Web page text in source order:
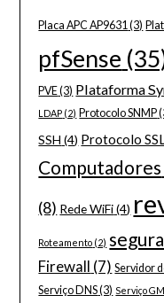
Placa APC AP9631 (3)
pfSense
PVE(3) Plataforma
LDAP (2) Protocolo SNMP
SSH (4) Protocolo
Computadores
(8) Rede WiFi(4)
Roteamento (2)
Firewall (7) Servidor
Serviço DNS(3) Serviço